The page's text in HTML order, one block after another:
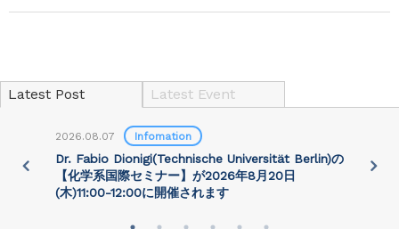
Latest Post Latest Event
2026.08.07 Infomation
Dr. Fabio Dionigi(Technische Universität Berlin)の
【化学系国際セミナー】が2026年8⽉20⽇
(⽊)11:00-12:00に開催されます